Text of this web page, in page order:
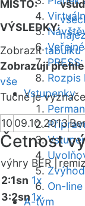
Rozpis
Vstupenky
On-line
A-tým
MÍSTO:
VÝSLEDKY:
Zobrazittabulku
Zobrazuji
vše
Tučně je
10 09.10.2013
Četnost
výhry BER |
2:1sn 1x
3:2sn1x